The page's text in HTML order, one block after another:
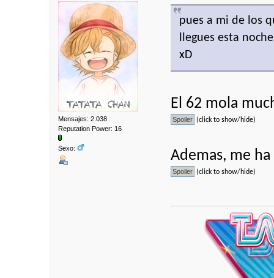
Mensajes: 2.038
Reputation Power: 16
Sexo:
pues a mi de los
llegues esta
xD
El 62 mola
(click to show/hide)
Ademas, me
(click to show/hide)